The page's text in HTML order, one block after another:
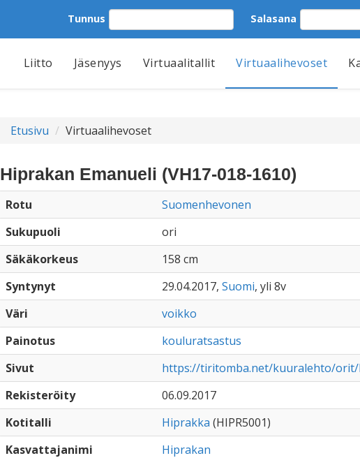
Tunnus Salasana
Liitto Jäsenyys Virtuaalitallit Virtuaalihevoset
Etusivu Virtuaalihevoset
Hiprakan Emanueli (VH17-018-1610)
Rotu
Suomenhevonen
Sukupuoli
ori
Säkäkorkeus
158 cm
Syntynyt
29.04.2017, Suomi, yli 8v
Väri
voikko
Painotus
kouluratsastus
Sivut
https://tiritomba.net/kuuralehto/
Rekisteröity
06.09.2017
Kotitalli
Hiprakka (HIPR5001)
Kasvattajanimi
Hiprakan